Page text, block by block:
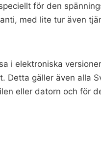
för den
med lite tur även
i elektroniska
gäller även alla
eller datorn och för